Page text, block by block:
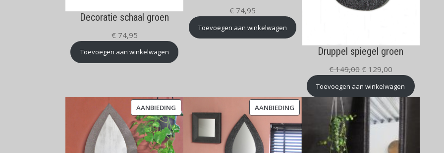
Decoratie schaal groen
€74,95
Toevoegen aan winkelwagen
€74,95
Toevoegen aan winkelwagen
Druppel spiegel groen
€149,00 Oorspronkelijke
€ 149,00.
€129,00Huidige
is:
€ 129,00.
Toevoegen aan winkelwagen
AANBIEDING
IN
DE
UITVERKOOP
AANBIEDINGPRODUCT
DE
UITVERKOOP